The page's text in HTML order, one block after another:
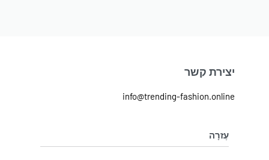
יצירת קשר
info@trending-fashion.online
עֶזרָה